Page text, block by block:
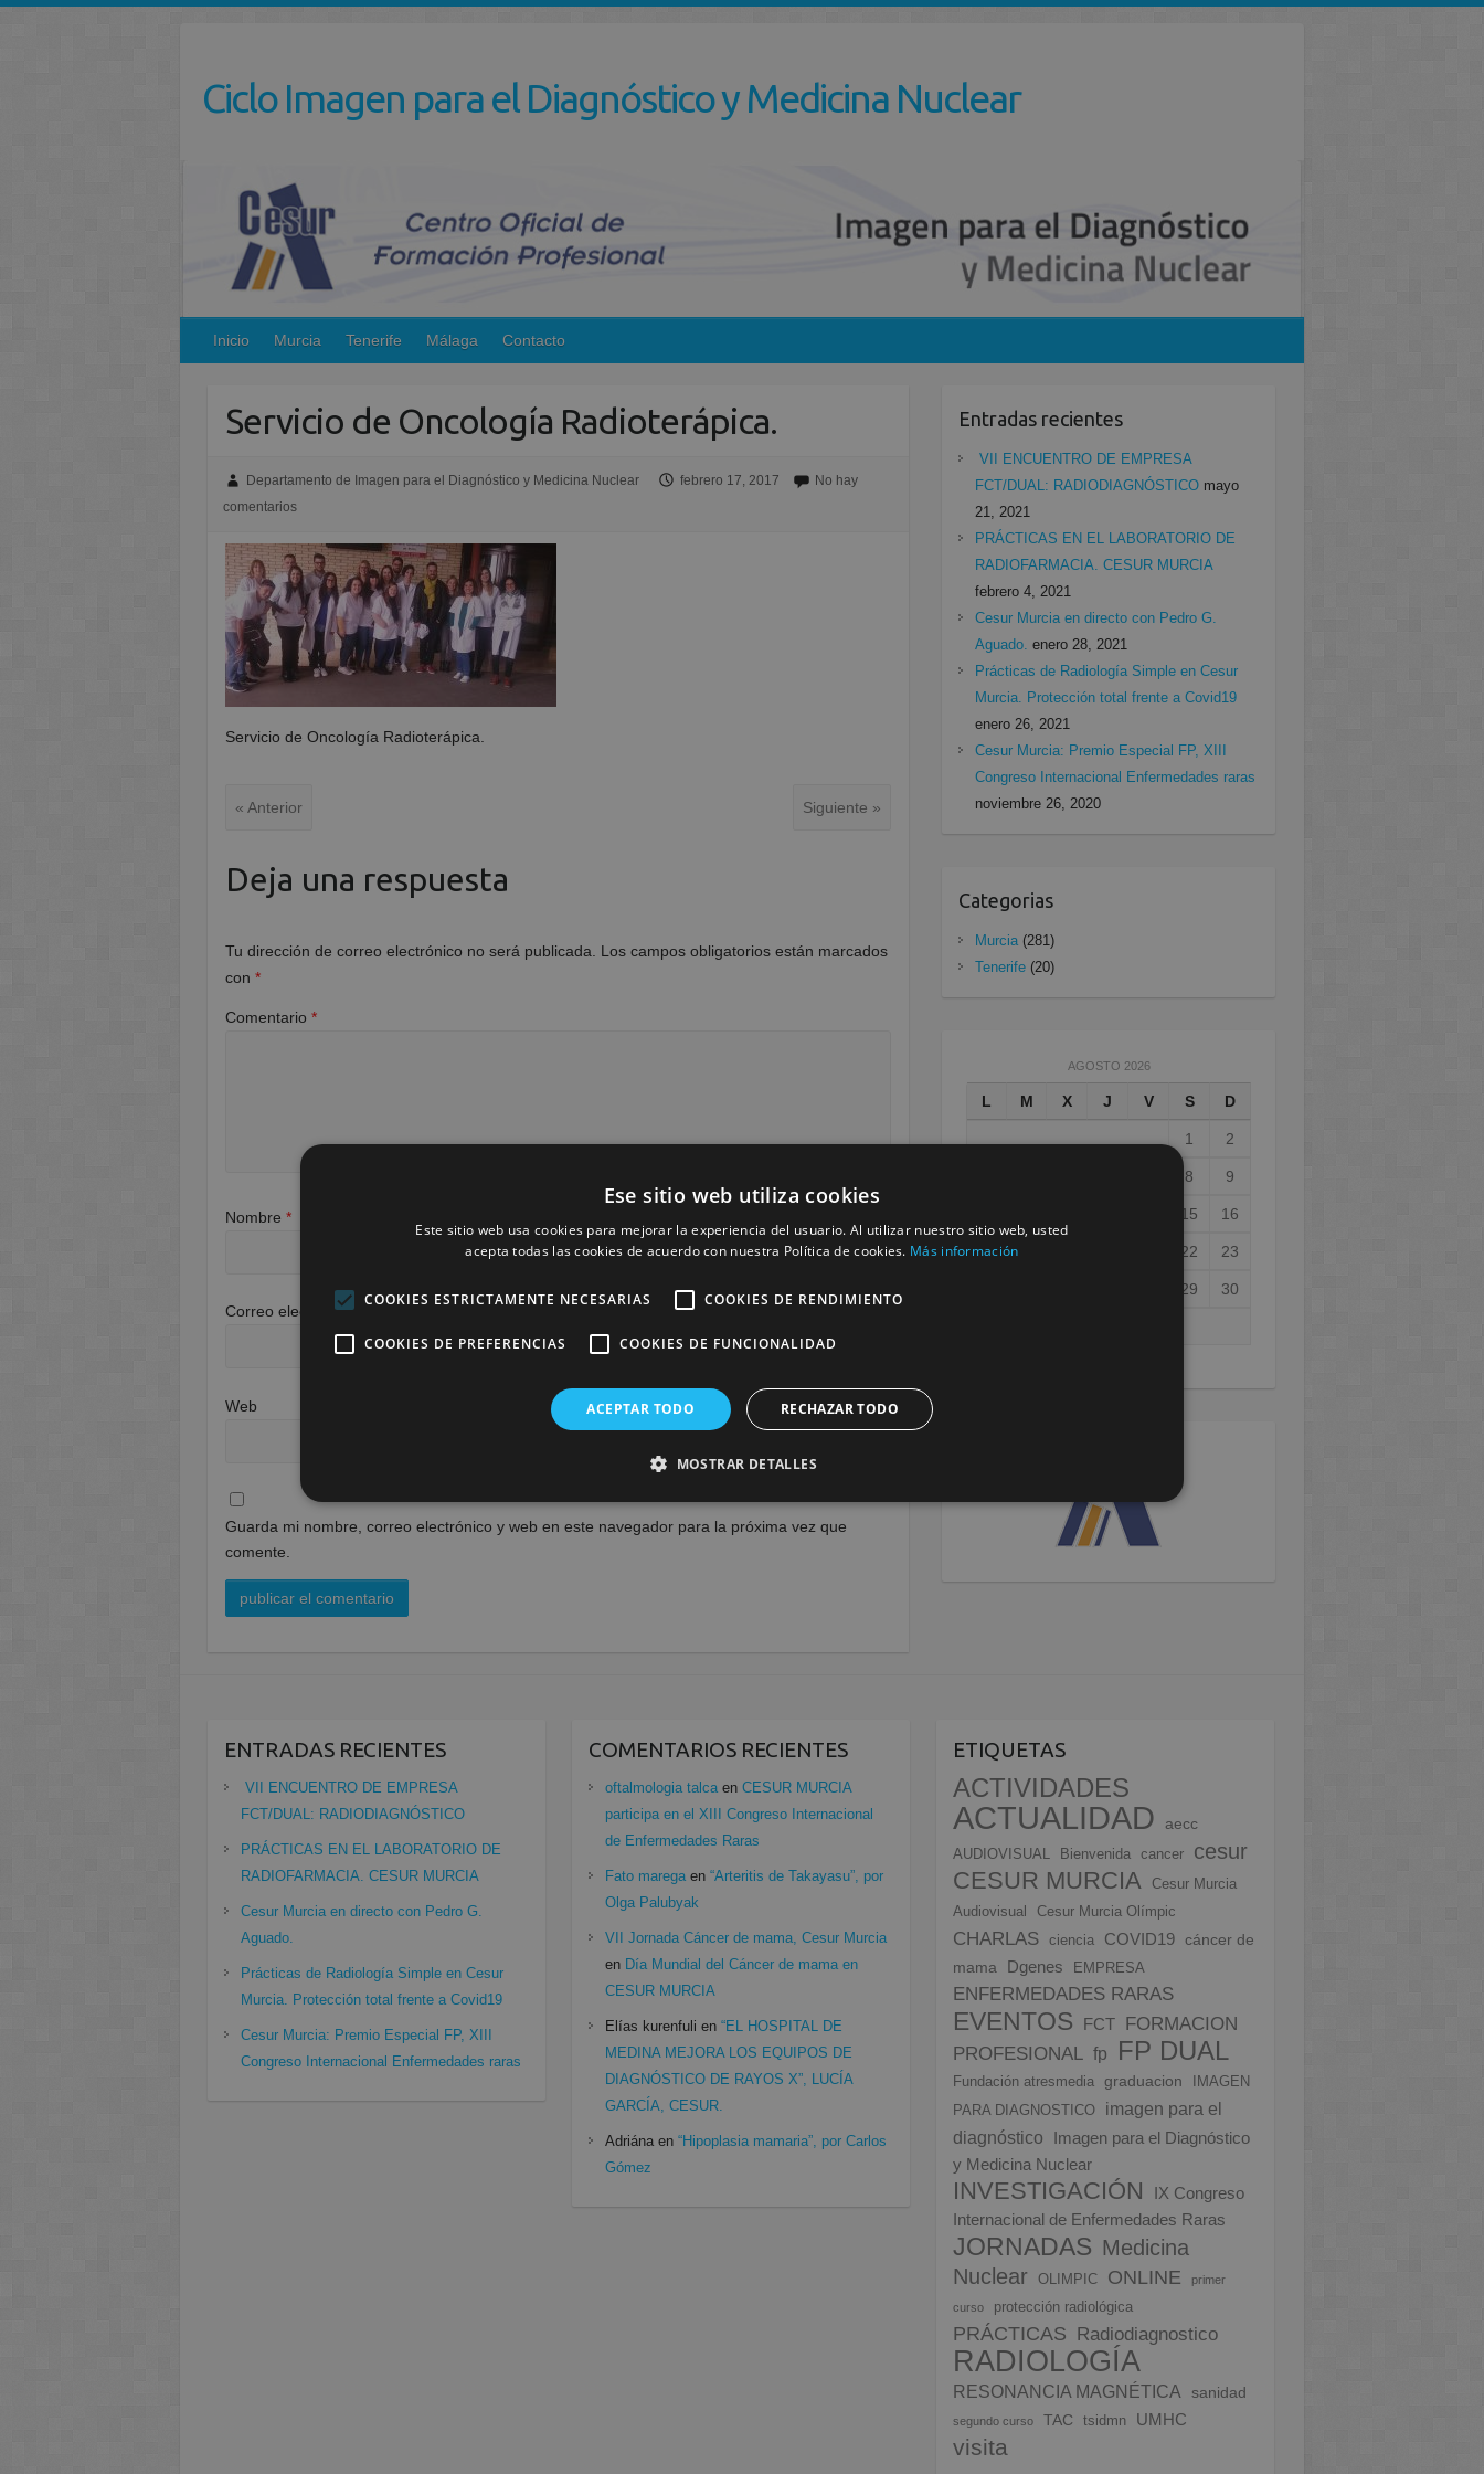
Ciclo Imagen para el Diagnóstico y Medicina Nuclear
Inicio Murcia Tenerife Málaga Contacto
Servicio de Oncología Radioterápica.
Departamento de Imagen para el Diagnóstico y Medicina Nuclear febrero 17, 2017
No hay
comentarios
Servicio de Oncología Radioterápica.
« Anterior Siguiente »
Deja una respuesta
Tu dirección de correo electrónico no será publicada. Los campos obligatorios están marcados
con*
Comentario*
Nombre*
Correo electrónico
Web
Guarda mi nombre, correo electrónico y web en este navegador para la próxima vez que
comente.
Entradas recientes
VII ENCUENTRO DE EMPRESA
FCT/DUAL: RADIODIAGNÓSTICO mayo
21, 2021
PRÁCTICAS EN EL LABORATORIO DE
RADIOFARMACIA. CESUR MURCIA
febrero 4, 2021
Cesur Murcia en directo con Pedro G.
Aguado. enero 28, 2021
Prácticas de Radiología Simple en Cesur
Murcia. Protección total frente a Covid19
enero 26, 2021
Cesur Murcia: Premio Especial FP, XIII
Congreso Internacional Enfermedades raras
noviembre 26, 2020
Categorias
Murcia(281)
Tenerife(20)
AGOSTO 2026
L M X J V S D
1 2
8 9
15 16
17 18 22 23
29 30
ENTRADAS RECIENTES
VII ENCUENTRO DE EMPRESA
FCT/DUAL: RADIODIAGNÓSTICO
PRÁCTICAS EN EL LABORATORIO DE
RADIOFARMACIA. CESUR MURCIA
Cesur Murcia en directo con Pedro G.
Aguado.
Prácticas de Radiología Simple en Cesur
Murcia. Protección total frente a Covid19
Cesur Murcia: Premio Especial FP, XIII
Congreso Internacional Enfermedades raras
COMENTARIOS RECIENTES
oftalmologia talca enCESUR MURCIA
participa en el XIII Congreso Internacional
de Enfermedades Raras
Fato marega en“Arteritis de Takayasu”, por
Olga Palubyak
VII Jornada Cáncer de mama, Cesur Murcia
en Día Mundial del Cáncer de mama en
CESUR MURCIA
Elías kurenfuli en“EL HOSPITAL DE
MEDINA MEJORA LOS EQUIPOS DE
DIAGNÓSTICO DE RAYOS X”, LUCÍA
GARCÍA, CESUR.
Adriána en“Hipoplasia mamaria”, por Carlos
Gómez
ETIQUETAS
ACTIVIDADES
ACTUALIDAD aecc
AUDIOVISUAL Bienvenida cancer cesur
CESUR MURCIA
Cesur Murcia
Audiovisual
Cesur Murcia Olímpic
CHARLAS ciencia COVID19 cáncer de
mama
Dgenes EMPRESA
ENFERMEDADES RARAS
EVENTOS FCT
FORMACION
PROFESIONAL
fp FP DUAL
Fundación atresmedia graduacion
IMAGEN
PARA DIAGNOSTICO
imagen para el
diagnóstico
Imagen para el Diagnóstico
y Medicina Nuclear
INVESTIGACIÓN
IX Congreso
Internacional de Enfermedades Raras
JORNADAS Medicina
Nuclear
OLIMPIC ONLINE primer
curso protección radiológica
PRÁCTICAS Radiodiagnostico
RADIOLOGÍA
RESONANCIA MAGNÉTICA sanidad
segundo curso TAC tsidmn UMHC
visita
Ese sitio web utiliza cookies
Este sitio web usa cookies para mejorar la experiencia del usuario. Al utilizar nuestro sitio web, usted
acepta todas las cookies de acuerdo con nuestra Política de cookies. Más información
COOKIES ESTRICTAMENTE NECESARIAS COOKIES DE RENDIMIENTO
COOKIES DE PREFERENCIAS COOKIES DE FUNCIONALIDAD
ACEPTAR TODO RECHAZAR TODO
MOSTRAR DETALLES